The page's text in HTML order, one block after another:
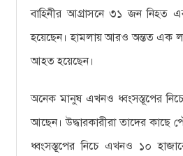
বাহিনীর আগ্রাসনে ৩১ জন
হয়েছেন। হামলায় আরও অন্তত এক
আহত হয়েছেন।
অনেক মানুষ এখনও ধ্বংসস্তূপের
আছেন। উদ্ধারকারীরা তাদের কাছে
ধ্বংসস্তূপের নিচে এখনও ১০